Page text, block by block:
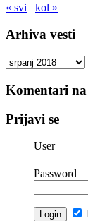
« svi
kol »
Arhiva vesti
Arhiva
Komentari
Prijavi se
User
Password